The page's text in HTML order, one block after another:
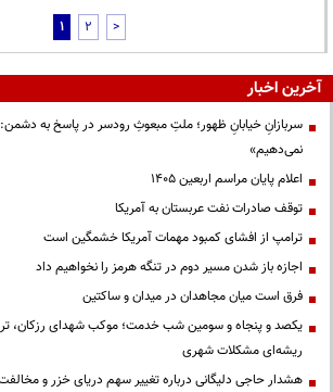
1 2 >
آخرین اخبار
سربازانِ خیابانِ ظهور؛ ملتِ مبعوثِ رودسر در پاسخ به دشمن:
نمی‌دهیم»
اعلام پایان مراسم اربعین ۱۴۰۵
توقف صادرات نفت عربستان به آمریکا
ترامپ از افشای کمبود مهمات آمریکا خشمگین است
اجازه باز شدن مسیر دوم در تنگه هرمز را نخواهیم داد
فرق است میان مجاهدان در میدان و ساکتین
یکصد و پنجاه و سومین شب خدمت؛ موکب شهدای رزکان،
ریشه‌ای مشکلات شهری
هشدار حاجی دلیگانی درباره تغییر سهم دریای خزر و مخالفت